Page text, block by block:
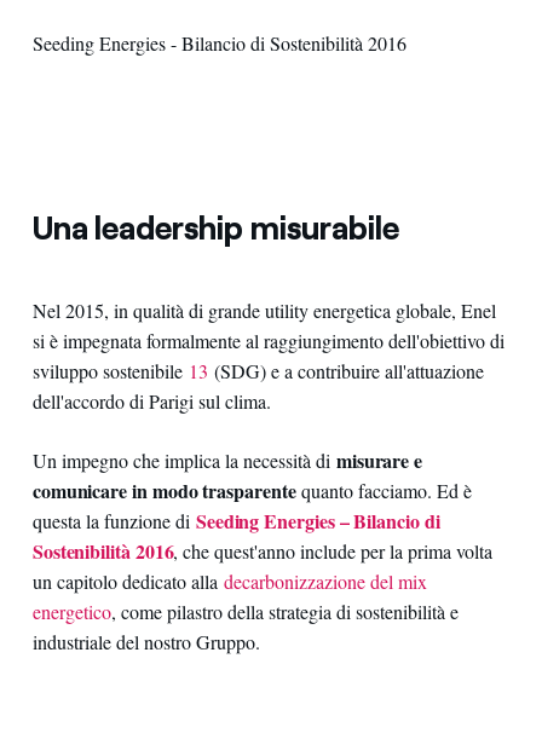
Seeding Energies - Bilancio di Sostenibilità 2016
Una leadership misurabile
Nel 2015, in qualità di grande utility energetica globale, Enel
si è impegnata formalmente al raggiungimento dell'obiettivo di
sviluppo sostenibile 13 (SDG) e a contribuire all'attuazione
dell'accordo di Parigi sul clima.
Un impegno che implica la necessità di misurare e
comunicare in modo trasparentequanto facciamo. Ed è
questa la funzione di Seeding Energies – Bilancio di
Sostenibilità 2016, che quest'anno include per la prima volta
un capitolo dedicato alla decarbonizzazione del mix
energetico, come pilastro della strategia di sostenibilità e
industriale del nostro Gruppo.